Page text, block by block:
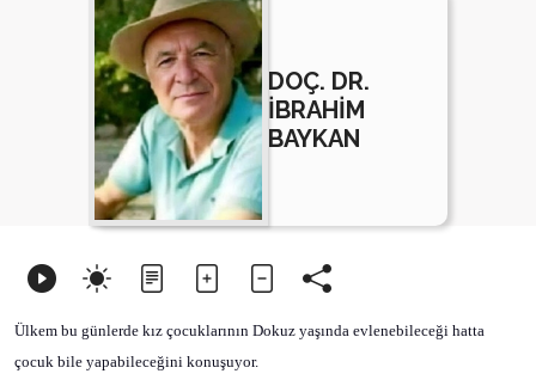
DOÇ. DR.
İBRAHİM
BAYKAN
Ülkem bu günlerde kız çocuklarının Dokuz yaşında evlenebileceği hatta
çocuk bile yapabileceğini konuşuyor.